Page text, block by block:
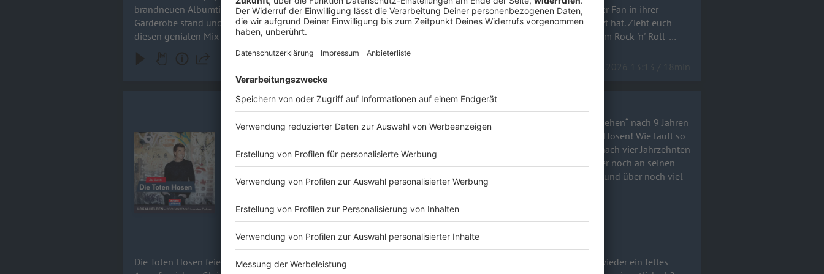
brandneuen Albumtitel Tanzneid führte, warum The Offspring-Frontmann Dexter Holland plötzlich als glühender Fan in ihrer
Garderobe stand und weshalb Kevin die legendäre US-Venue Red Rocks im ersten Moment komplett unterschätzt hat. Zieht euch
diesen genialen Mix aus kreativer Zerstörung (inklusive Live-Malstunde auf unserem Interview-Zettel) und echtem Rock 'n' Roll-
Wahnsinn rein! Boxen aufdrehen und Abfahrt! 🤘
Audiotitel - Campino / DIE TOTEN HOSEN
Campino / DIE TOTEN HOSEN
Die Toten Hosen feiern 44 Jahre Bandgeschichte – und setzen mit „Trink aus! Wir müssen gehen“ nach 9 Jahren
wieder ein fettes Ausrufezeichen. Gleichzeitig ist es aber auch: das letzte Studioalbum der Hosen! Wie läuft so
ein Abschieds-Album eigentlich ab? Wie fühlt sich das an, wenn eine Ära zu Ende geht – nach vier Jahrzehnten
Lärm, Schweiß und Gänsehaut-Momenten? Und was liebt man nach so vielen Jahren immer noch an seinen
Bandkollegen – trotz Tour-Stress, Studio-Nächten und allem Chaos dazwischen? Darüber und über noch viel
mehr spricht Campino im exklusiven ROCK ANTENNE Lokalhelden-Interview!a
20.05.2026 07:55 / 26min
Die Toten Hosen feiern 44 Jahre Bandgeschichte – und setzen mit „Trink aus! Wir müssen gehen“ nach 9 Jahren wieder ein fettes